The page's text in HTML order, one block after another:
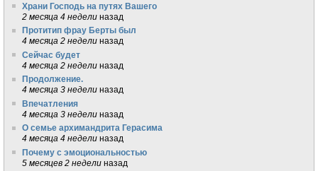
Храни Господь на путях Вашего
2 месяца 4 недели назад
Протитип фрау Берты был
4 месяца 2 недели назад
Сейчас будет
4 месяца 2 недели назад
Продолжение.
4 месяца 3 недели назад
Впечатления
4 месяца 3 недели назад
О семье архимандрита Герасима
4 месяца 4 недели назад
Почему с эмоциональностью
5 месяцев 2 недели назад